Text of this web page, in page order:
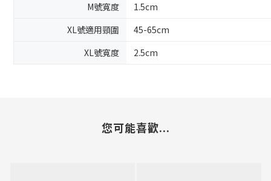
M號寬度
1.5cm
XL號適用頸圍
45-65cm
XL號寬度
2.5cm
您可能喜歡...